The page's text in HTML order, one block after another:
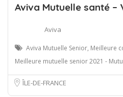
Aviva Mutuelle santé –
Aviva
Aviva Mutuelle Senior, Meilleure
Meilleure mutuelle senior 2021 - Mutu
ÎLE-DE-FRANCE